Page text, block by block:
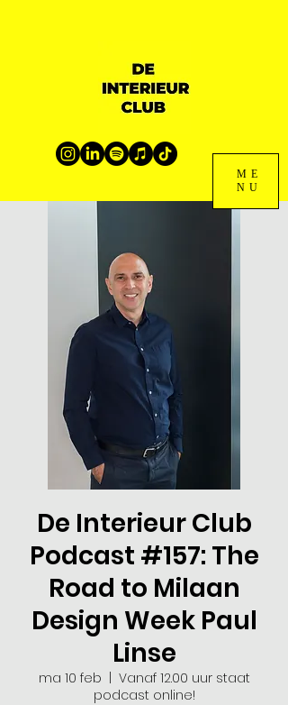
ME
NU
De Interieur Club
Podcast #157: The
Road to Milaan
Design Week Paul
Linse
ma 10 feb
Vanaf 12.00 uur staat
podcast online!